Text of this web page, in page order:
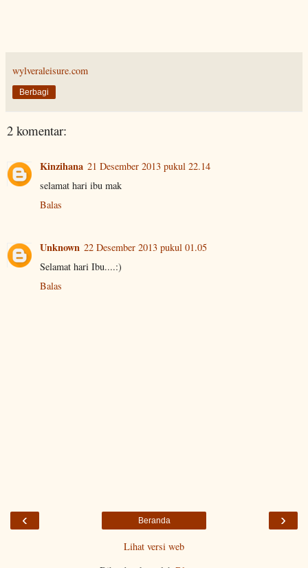
wylveraleisure.com
Berbagi
2 komentar:
Kinzihana 21 Desember 2013 pukul 22.14
selamat hari ibu mak
Balas
Unknown 22 Desember 2013 pukul 01.05
Selamat hari Ibu....:)
Balas
‹ ›
Beranda
Lihat versi web